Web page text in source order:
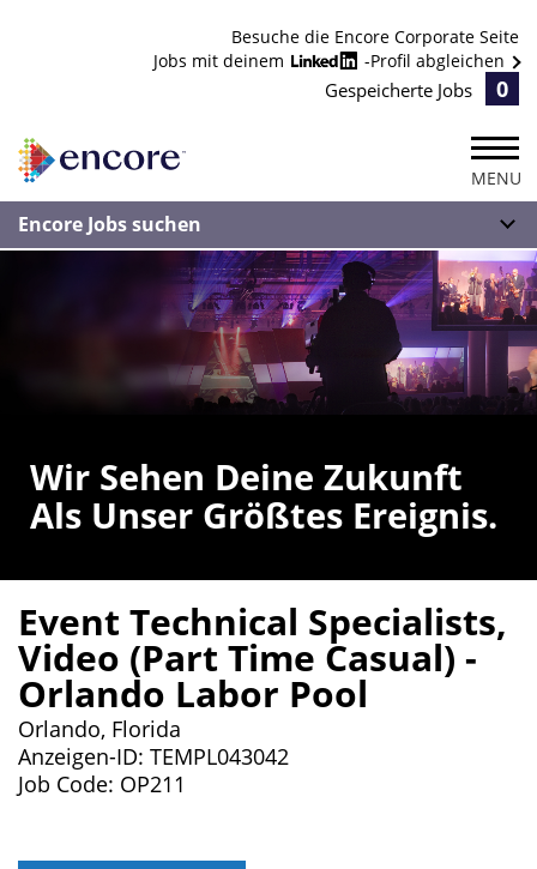
Besuche die Encore Corporate Seite
Jobs mit deinem
-Profil abgleichen
Gespeicherte Jobs 0
MENU
Encore Jobs suchen
Wir Sehen Deine Zukunft
Als Unser Größtes Ereignis.
Event Technical Specialists,
Video (Part Time Casual) -
Orlando Labor Pool
Orlando, Florida
Anzeigen-ID: TEMPL043042
Job Code: OP211